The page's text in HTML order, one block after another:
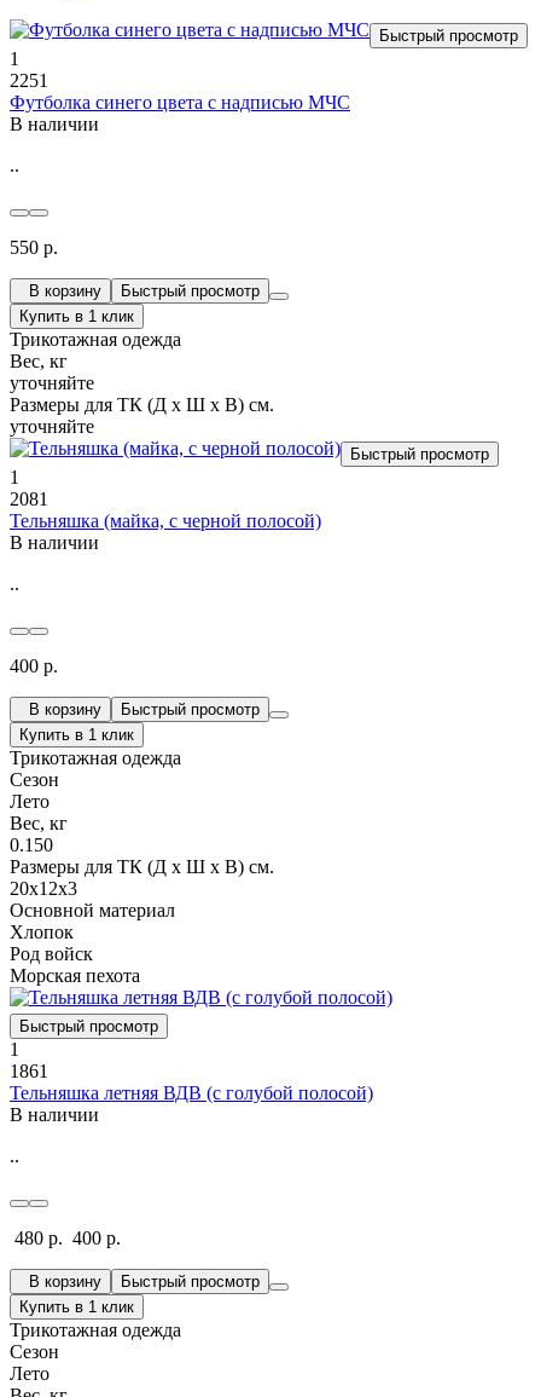
Быстрый просмотр
1
2251
Футболка синего цвета с надписью МЧС
В наличии
..
550 р.
В корзину
Быстрый просмотр
Купить в 1 клик
Трикотажная одежда
Вес, кг
уточняйте
Размеры для ТК (Д х Ш х В) см.
уточняйте
Быстрый просмотр
1
2081
Тельняшка (майка, с черной полосой)
В наличии
..
400 р.
В корзину
Быстрый просмотр
Купить в 1 клик
Трикотажная одежда
Сезон
Лето
Вес, кг
0.150
Размеры для ТК (Д х Ш х В) см.
20х12х3
Основной материал
Хлопок
Род войск
Морская пехота
Быстрый просмотр
1
1861
Тельняшка летняя ВДВ (с голубой полосой)
В наличии
..
480 р. 400 р.
В корзину
Быстрый просмотр
Купить в 1 клик
Трикотажная одежда
Сезон
Лето